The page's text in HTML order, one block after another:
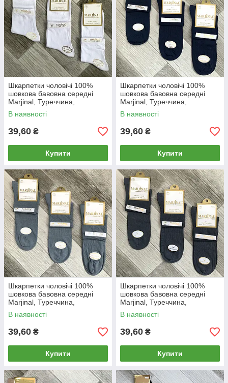
Шкарпетки чоловічі 100%
шовкова бавовна середні
Marjinal, Туреччина,
ароматизовані, білі, 741
В наявності
39,60 ₴
Купити
Шкарпетки чоловічі 100%
шовкова бавовна середні
Marjinal, Туреччина,
ароматизовані, темно-сині,
727
В наявності
39,60 ₴
Купити
Шкарпетки чоловічі 100%
шовкова бавовна середні
Marjinal, Туреччина,
ароматизовані, світло-сірі,
722
В наявності
39,60 ₴
Купити
Шкарпетки чоловічі 100%
шовкова бавовна середні
Marjinal, Туреччина,
ароматизовані, сірі, 721
В наявності
39,60 ₴
Купити